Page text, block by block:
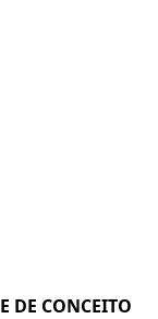
DE CONCEITO